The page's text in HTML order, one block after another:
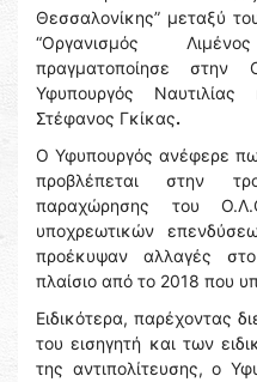
Θεσσαλονίκης” μεταξύ
“Οργανισμός
πραγματοποίησε
Υφυπουργός Ναυτιλίας
Στέφανος Γκίκας.
Ο Υφυπουργός ανέφερε
προβλέπεται στην
παραχώρησης του
υποχρεωτικών
προέκυψαν αλλαγές
πλαίσιο από το 2018 που
Ειδικότερα, παρέχοντας
του εισηγητή και των
της αντιπολίτευσης, ο